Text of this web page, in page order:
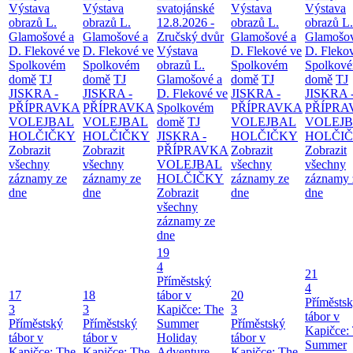
Výstava
obrazů L.
Glamošové a
D. Flekové ve
Spolkovém
domě TJ
JISKRA -
PŘÍPRAVKA
VOLEJBAL
HOLČIČKY
Zobrazit
všechny
záznamy ze
dne
Výstava
obrazů L.
Glamošové a
D. Flekové ve
Spolkovém
domě TJ
JISKRA -
PŘÍPRAVKA
VOLEJBAL
HOLČIČKY
Zobrazit
všechny
záznamy ze
dne
svatojánské
12.8.2026 -
Zručský dvůr
Výstava
obrazů L.
Glamošové a
D. Flekové ve
Spolkovém
domě TJ
JISKRA -
PŘÍPRAVKA
VOLEJBAL
HOLČIČKY
Zobrazit
všechny
záznamy ze
dne
Výstava
obrazů L.
Glamošové a
D. Flekové ve
Spolkovém
domě TJ
JISKRA -
PŘÍPRAVKA
VOLEJBAL
HOLČIČKY
Zobrazit
všechny
záznamy ze
dne
Výstava
obrazů L.
D.
domě TJ
JISKRA
Zobrazit
všechny
záznamy
dne
17
3
Příměstský
tábor v
18
3
Příměstský
tábor v
19
4
Příměstský
tábor v
Kapičce: The
Summer
Holiday
20
3
Příměstský
tábor v
21
4
tábor v
Kapičce:
Summer